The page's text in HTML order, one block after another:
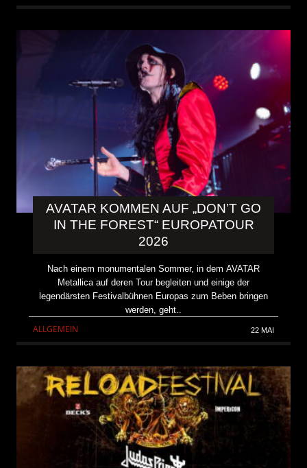
AVATAR KOMMEN AUF „DON’T GO
IN THE FOREST“ EUROPATOUR
2026
Nach einem monumentalen Sommer, in dem AVATAR
Metallica auf deren Tour begleiten und einige der
legendärsten Festivalbühnen Europas zum Beben bringen
werden, geht..
ALLGEMEIN 22 MAI